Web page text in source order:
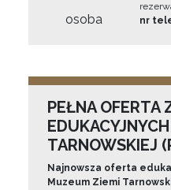
osoba
nr
PEŁNA OFERTA
TARNOWSKIEJ
Najnowsza oferta
Muzeum Ziemi